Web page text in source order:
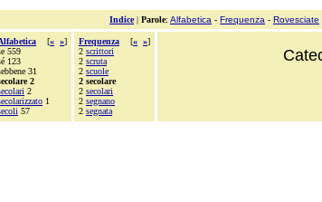
Indice| Parole: Alfabetica - Frequenza - Rovesciate
[« »]
559
123
31
2
2
1
57
Frequenza [« »]
2 scrittori
2 scruta
2 scuole
2 secolare
2 secolari
2 segnano
2 segnata